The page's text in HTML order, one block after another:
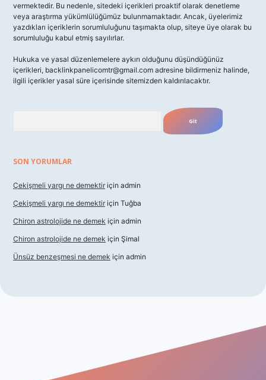
vermektedir. Bu nedenle, sitedeki içerikleri proaktif olarak denetleme
veya araştırma yükümlülüğümüz bulunmamaktadır. Ancak, üyelerimiz
yazdıkları içeriklerin sorumluluğunu taşımakta olup, siteye üye olarak bu
sorumluluğu kabul etmiş sayılırlar.
Hukuka ve yasal düzenlemelere aykırı olduğunu düşündüğünüz
içerikleri, backlinkpanelicomtr@gmail.com adresine bildirmeniz halinde,
ilgili içerikler yasal süre içerisinde sitemizden kaldırılacaktır.
SON YORUMLAR
Çekişmeli yargı ne demektir için admin
Çekişmeli yargı ne demektir için Tuğba
Chiron astrolojide ne demek için admin
Chiron astrolojide ne demek için Şimal
Ünsüz benzeşmesi ne demek için admin